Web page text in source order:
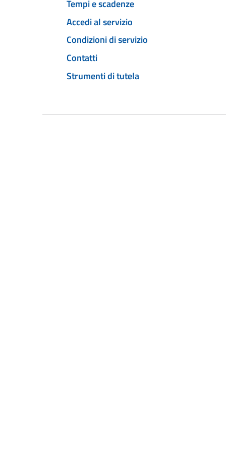
Tempi e scadenze
Accedi al servizio
Condizioni di servizio
Contatti
Strumenti di tutela